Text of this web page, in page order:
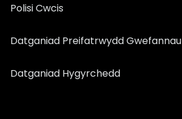
Polisi Cwcis
Datganiad Preifatrwydd Gwefannau
Datganiad Hygyrchedd